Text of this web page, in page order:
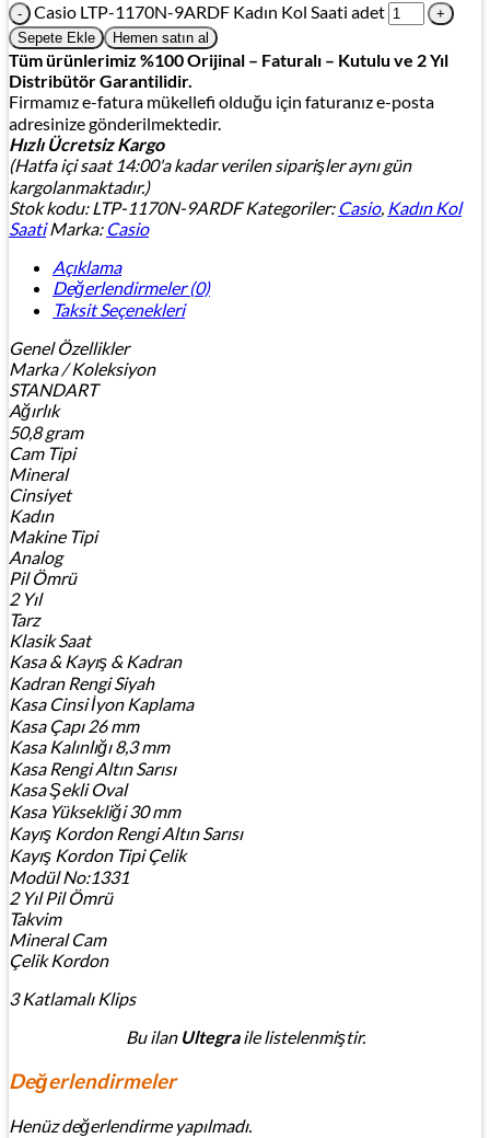
Casio LTP-1170N-9ARDF Kadın Kol Saati adet
Sepete Ekle Hemen satın al
Tüm ürünlerimiz %100 Orijinal – Faturalı – Kutulu ve 2 Yıl
Distribütör Garantilidir.
Firmamız e-fatura mükellefi olduğu için faturanız e-posta
adresinize gönderilmektedir.
Hızlı Ücretsiz Kargo
(Hatfa içi saat 14:00'a kadar verilen siparişler aynı gün
kargolanmaktadır.)
Stok kodu:LTP-1170N-9ARDF Kategoriler: Casio, Kadın Kol
Saati Marka: Casio
Açıklama
Değerlendirmeler (0)
Taksit Seçenekleri
Genel Özellikler
Marka / Koleksiyon
STANDART
Ağırlık
50,8 gram
Cam Tipi
Mineral
Cinsiyet
Kadın
Makine Tipi
Analog
Pil Ömrü
2 Yıl
Tarz
Klasik Saat
Kasa & Kayış & Kadran
Kadran RengiSiyah
Kasa Cinsiİyon Kaplama
Kasa Çapı26 mm
Kasa Kalınlığı8,3 mm
Kasa RengiAltın Sarısı
Kasa ŞekliOval
Kasa Yüksekliği30 mm
Kayış Kordon RengiAltın Sarısı
Kayış Kordon TipiÇelik
Modül No:1331
2 Yıl Pil Ömrü
Takvim
Mineral Cam
Çelik Kordon
3 Katlamalı Klips
Bu ilan Ultegraile listelenmiştir.
Değerlendirmeler
Henüz değerlendirme yapılmadı.